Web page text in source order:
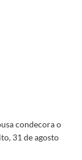
condecora o
31 de agosto